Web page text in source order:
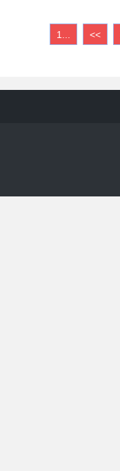
1... <<